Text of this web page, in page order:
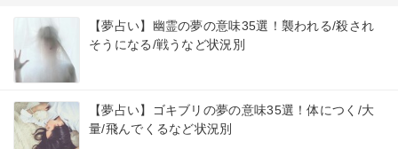
【夢占い】幽霊の夢の意味35選！襲われる/殺され
そうになる/戦うなど状況別
【夢占い】ゴキブリの夢の意味35選！体につく/大
量/飛んでくるなど状況別